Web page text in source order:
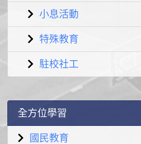
小息活動
特殊教育
駐校社工
全方位學習
國民教育